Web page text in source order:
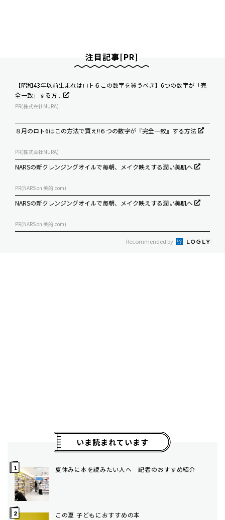
注目記事[PR]
【昭和43年以前生まれはロト６この数字を買うべき】6つの数字が「完
全一致」する方...
PR(株式会社MURA)
８月のロト6はこの方法で買え!!６つの数字が『完全一致』する方法
PR(株式会社MURA)
NARSの新クレンジングオイルで毎朝、メイク映えする潤い美肌へ
PR(NARS on 美的.com)
NARSの新クレンジングオイルで毎朝、メイク映えする潤い美肌へ
PR(NARS on 美的.com)
Recommended by
いま読まれています
夏休みに本を読みたい人へ 記者のおすすめ紹介
この夏 子どもにおすすめの本